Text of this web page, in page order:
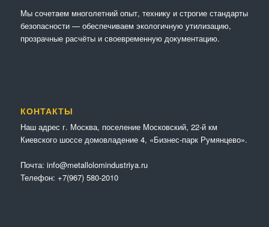
Мы сочетaем многолетний опыт, технику и строгие стандарты
безопасности — обеспечиваем экологичную утилизацию,
прозрачные расчёты и своевременную документацию.
КОНТАКТЫ
Наш адрес г. Москва, поселение Московский, 22-й км
Киевского шоссе домовладение 4, «Бизнес-парк Румянцево».
Почта: info@metallolomindustriya.ru
Телефон: +7(967) 580-2010